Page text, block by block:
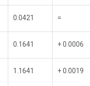
0.0421 =
0.1641 + 0.0006
1.1641 + 0.0019